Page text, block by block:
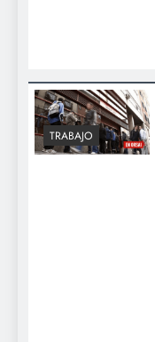
TRABAJO